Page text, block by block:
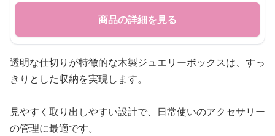
商品の詳細を見る
透明な仕切りが特徴的な木製ジュエリーボックスは、すっ
きりとした収納を実現します。
見やすく取り出しやすい設計で、日常使いのアクセサリー
の管理に最適です。